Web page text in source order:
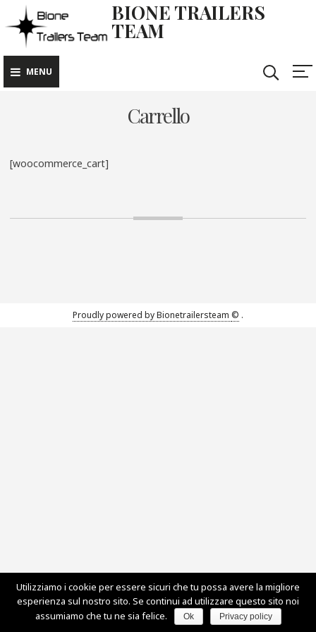
BIONE TRAILERS
TEAM
MENU
Carrello
[woocommerce_cart]
Proudly powered by Bionetrailersteam © .
Utilizziamo i cookie per essere sicuri che tu possa avere la migliore
esperienza sul nostro sito. Se continui ad utilizzare questo sito noi
assumiamo che tu ne sia felice.
Ok Privacy policy